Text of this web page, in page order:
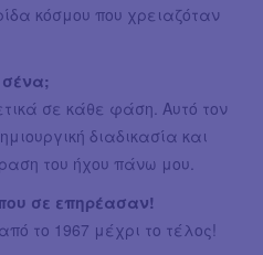
κόσμου που χρειαζόταν
σένα;
σε κάθε φάση. Αυτό τον
διαδικασία και
του ήχου πάνω μου.
σε επηρέασαν!
το 1967 μέχρι το τέλος!